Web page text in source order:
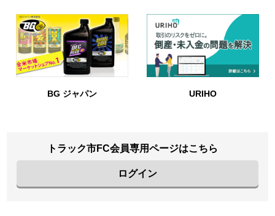
BG ジャパン URIHO
トラック市FC会員専用ページはこちら
ログイン